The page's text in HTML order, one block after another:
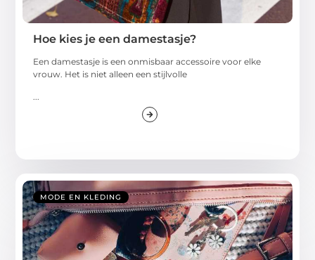
Hoe kies je een damestasje?
Een damestasje is een onmisbaar accessoire voor elke
vrouw. Het is niet alleen een stijlvolle
...
MODE EN KLEDING